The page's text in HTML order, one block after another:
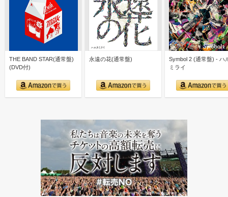
THE BAND STAR(通常盤)
(DVD付)
永遠の花(通常盤)
Symbol 2 (通常盤) - ハ
ミライ